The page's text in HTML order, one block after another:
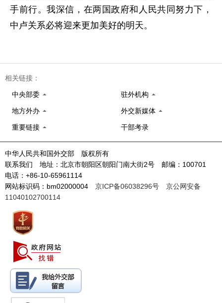
手前行。我深信，在两国政府和人民共同努力下，
中卢关系必将迎来更加美好的明天。
相关链接：
中央部委 驻外机构
地方外办 外交新媒体
重要链接 干部考录
中华人民共和国外交部 版权所有
联系我们 地址：北京市朝阳区朝阳门南大街2号 邮编：100701
电话：+86-10-65961114
网站标识码：bm02000004 京ICP备06038296号
京公网安备
11040102700114